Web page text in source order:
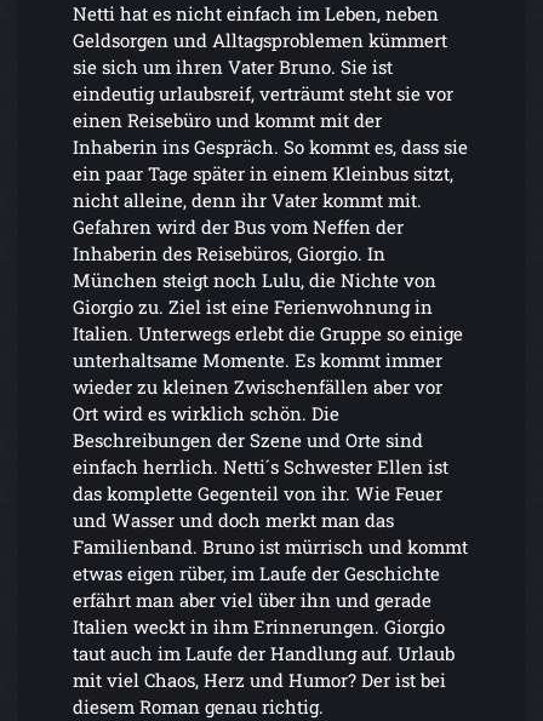
Netti hat es nicht einfach im Leben, neben
Geldsorgen und Alltagsproblemen kümmert
sie sich um ihren Vater Bruno. Sie ist
eindeutig urlaubsreif, verträumt steht sie vor
einen Reisebüro und kommt mit der
Inhaberin ins Gespräch. So kommt es, dass sie
ein paar Tage später in einem Kleinbus sitzt,
nicht alleine, denn ihr Vater kommt mit.
Gefahren wird der Bus vom Neffen der
Inhaberin des Reisebüros, Giorgio. In
München steigt noch Lulu, die Nichte von
Giorgio zu. Ziel ist eine Ferienwohnung in
Italien. Unterwegs erlebt die Gruppe so einige
unterhaltsame Momente. Es kommt immer
wieder zu kleinen Zwischenfällen aber vor
Ort wird es wirklich schön. Die
Beschreibungen der Szene und Orte sind
einfach herrlich. Netti´s Schwester Ellen ist
das komplette Gegenteil von ihr. Wie Feuer
und Wasser und doch merkt man das
Familienband. Bruno ist mürrisch und kommt
etwas eigen rüber, im Laufe der Geschichte
erfährt man aber viel über ihn und gerade
Italien weckt in ihm Erinnerungen. Giorgio
taut auch im Laufe der Handlung auf. Urlaub
mit viel Chaos, Herz und Humor? Der ist bei
diesem Roman genau richtig.